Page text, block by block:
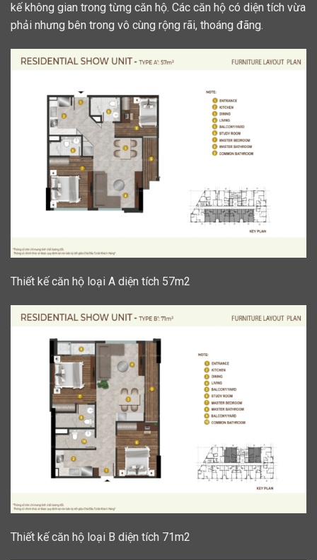
kế không gian trong từng căn hộ. Các căn hộ có diện tích vừa
phải nhưng bên trong vô cùng rộng rãi, thoáng đãng.
Thiết kế căn hộ loại A diện tích 57m2
Thiết kế căn hộ loại B diện tích 71m2